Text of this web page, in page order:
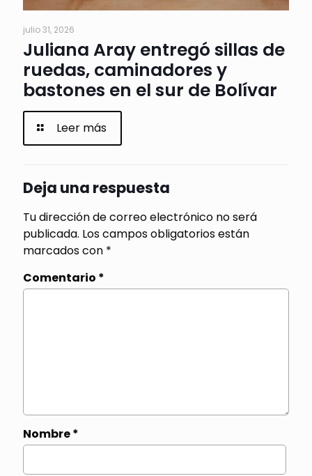
julio 31, 2026
Juliana Aray entregó sillas de
ruedas, caminadores y
bastones en el sur de Bolívar
Leer más
Deja una respuesta
Tu dirección de correo electrónico no será
publicada. Los campos obligatorios están
marcados con *
Comentario *
Nombre*